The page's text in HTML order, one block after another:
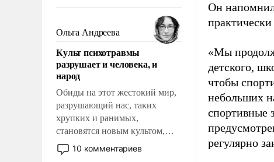
сложна и амбициозна. Однако
и ее реализация радикально
поднимет наши боевые
возможности.
Ольга Андреева
Культ психотравмы
разрушает и человека, и
народ
Обиды на этот жестокий мир,
разрушающий нас, таких
хрупких и ранимых,
становятся новым культом,
постепенно вытесняя и
отменяя традиционное
10 комментариев
Он
«Мы
детского,
чтобы
небольших
спортивные
регулярно